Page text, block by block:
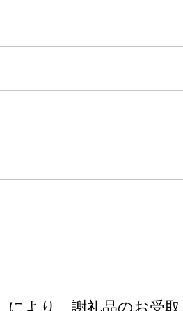
より、謝礼品のお受